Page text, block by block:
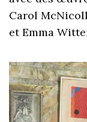
Carol
et Emma